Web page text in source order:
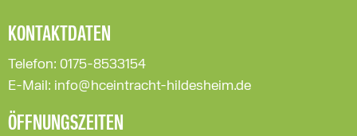
KONTAKTDATEN
Telefon: 0175-8533154
E-Mail: info@hceintracht-hildesheim.de
ÖFFNUNGSZEITEN